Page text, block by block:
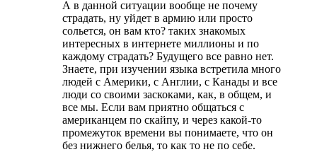
А в данной ситуации вообще не почему
страдать, ну уйдет в армию или просто
сольется, он вам кто? таких знакомых
интересных в интернете миллионы и по
каждому страдать? Будущего все равно нет.
Знаете, при изучении языка встретила много
людей с Америки, с Англии, с Канады и все
люди со своими заскоками, как, в общем, и
все мы. Если вам приятно общаться с
американцем по скайпу, и через какой-то
промежуток времени вы понимаете, что он
без нижнего белья, то как то не по себе.